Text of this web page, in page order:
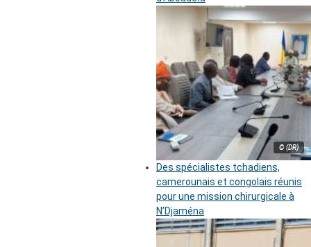
© (DR)
Des spécialistes tchadiens,
camerounais et congolais réunis
pour une mission chirurgicale à
N’Djaména